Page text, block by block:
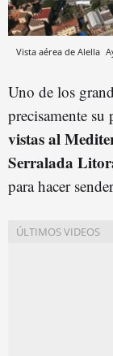
Vista aérea de Alella
Uno de los
precisamente su
vistas al
Serralada
para hacer